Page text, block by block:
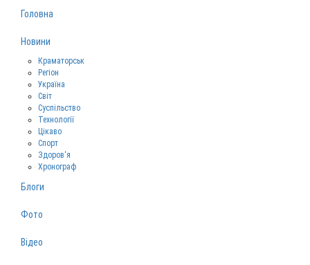
Головна
Новини
Краматорськ
Регіон
Україна
Світ
Суспільство
Технології
Цікаво
Спорт
Здоров‘я
Хронограф
Блоги
Фото
Відео